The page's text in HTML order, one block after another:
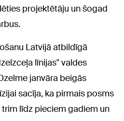
projektētāju un šogad
Latvijā atbildīgā
līnijas" valdes
janvāra beigās
sacīja, ka pirmais posms
līdz pieciem gadiem un